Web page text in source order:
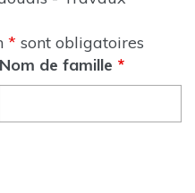
* sont obligatoires
Nom de famille *